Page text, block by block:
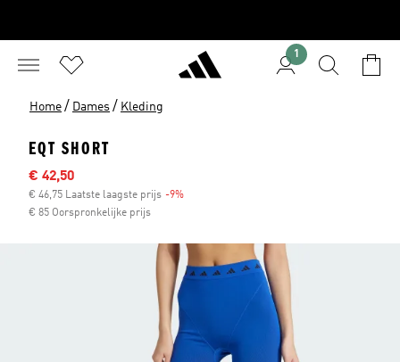
1
Home / Dames / Kleding
EQT SHORT
Sale price
€ 42,50
€ 46,75 Laatste laagste prijs -9%
€ 85 Oorspronkelijke prijs